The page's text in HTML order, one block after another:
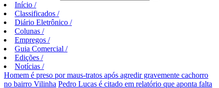
Início /
Classificados /
Diário Eletrônico /
Colunas /
Empregos /
Guia Comercial /
Edições /
Notícias /
Homem é preso por maus-tratos após agredir gravemente cachorro
no bairro Vilinha Pedro Lucas é citado em relatório que aponta falta